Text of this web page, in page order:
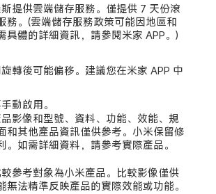
提供雲端儲存服務。僅提供 7 天份滾
務。(雲端儲存服務政策可能因地區和
具體的詳細資訊，請參閱米家 APP。)
轉後可能偏移。建議您在米家 APP 中
動啟用。
影像和型號、資料、功能、效能、規
和其他產品資訊僅供參考。小米保留修
。如需詳細資料，請參考實際產品。
參考對象為小米產品。比較影像僅供
無法精準反映產品的實際效能或功能。